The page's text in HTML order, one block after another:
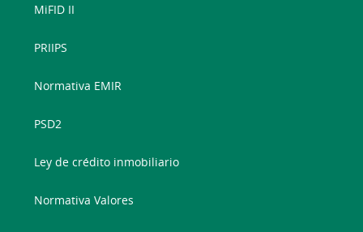
MiFID II
PRIIPS
Normativa EMIR
PSD2
Ley de crédito inmobiliario
Normativa Valores